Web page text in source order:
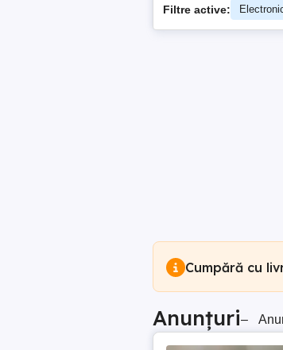
Filtre active:
Cumpără cu
Anunțuri–